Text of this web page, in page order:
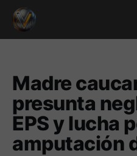
Madre
presunta
EPS y lucha
amputación